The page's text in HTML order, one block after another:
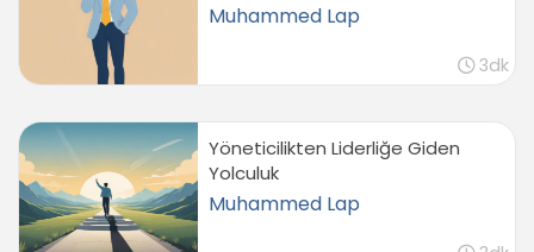
Muhammed Lap
3dk
Yöneticilikten Liderliğe Giden
Yolculuk
Muhammed Lap